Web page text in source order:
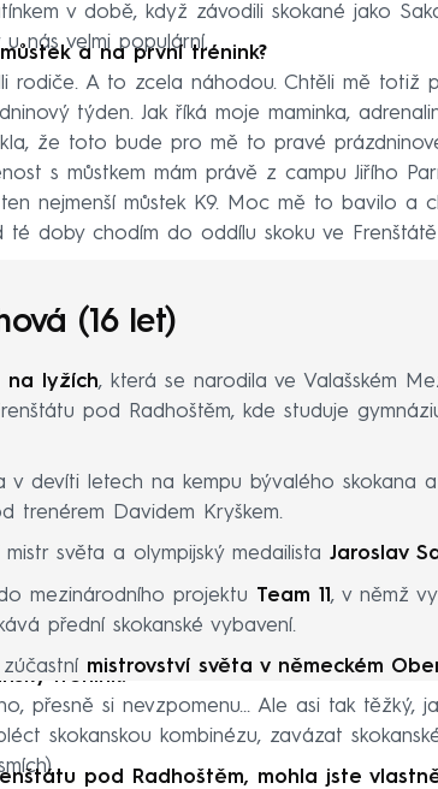
v době, když závodili skokané jako
nás velmi populární.
a na první trénink?
rodiče. A to zcela náhodou. Chtěli mě totiž
týden. Jak říká moje maminka,
že toto bude pro mě to pravé
s můstkem mám právě z campu Jiřího
nejmenší můstek K9. Moc mě to bavilo a
té doby chodím do oddílu skoku ve
(16 let)
na lyžích, která se narodila ve Valašském
pod Radhoštěm, kde studuje
v devíti letech na kempu bývalého skokana
trenérem Davidem Kryškem.
světa a olympijský medailista Jaroslav
mezinárodního projektu Team 11, v němž
přední skokanské vybavení.
mistrovství světa v německém
momentálně nejlépe hodnocená česká
Ráda kreslí, vaří, či chodí po horách.
filmy nebo seriál Mentalista.
trénink?
přesně si nevzpomenu… Ale asi tak těžký,
skokanskou kombinézu, zavázat
pod Radhoštěm, mohla jste